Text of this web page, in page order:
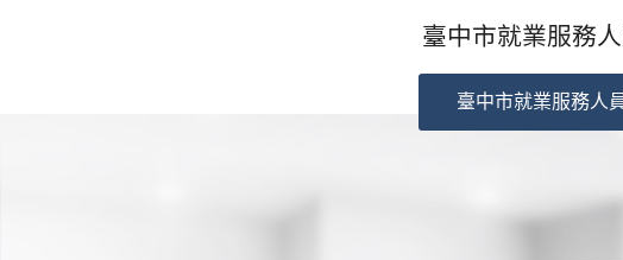
臺中市就業服務
臺中市就業服務人